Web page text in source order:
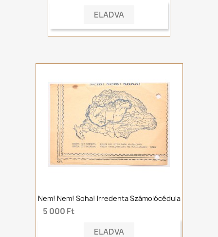
ELADVA
Nem! Nem! Soha! Irredenta Számolócédula
5 000 Ft
ELADVA